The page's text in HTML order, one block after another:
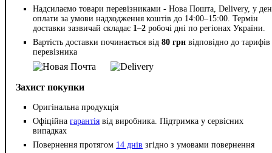
Надсилаємо товари перевізниками - Нова Пошта, Delivery, у
оплати за умови надходження коштів до 14:00–15:00. Термін
доставки зазвичай складає 1–2 робочі дні по регіонах України.
Вартість доставки починається від 80 грн відповідно до тарифів
перевізника
Захист покупки
Оригінальна продукція
Офіційна гарантія від виробника. Підтримка у сервісних
випадках
Повернення протягом 14 днів згідно з умовами повернення